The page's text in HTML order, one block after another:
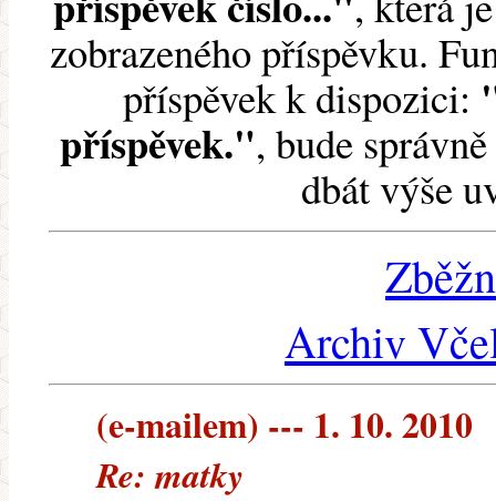
zobrazeného příspěvku.
příspěvek k dispozici:
příspěvek.", bude
dbát výše
Archiv
(e-mailem) --- 1. 10. 2010
Re: matky